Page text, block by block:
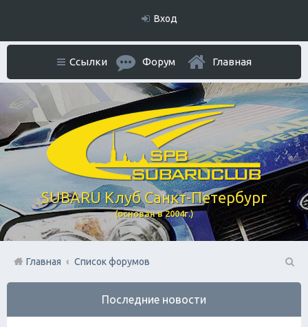
Вход
SUBARU Клуб Санкт-Петербург
(основан в 2004г.)
Ссылки Форум Главная
Главная
Список форумов
П
Последние новости